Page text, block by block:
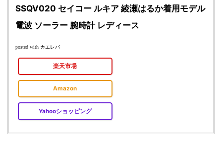
SSQV020 セイコー ルキア 綾瀬はるか着用モデル
電波 ソーラー 腕時計 レディース
posted with カエレバ
楽天市場
Amazon
Yahooショッピング